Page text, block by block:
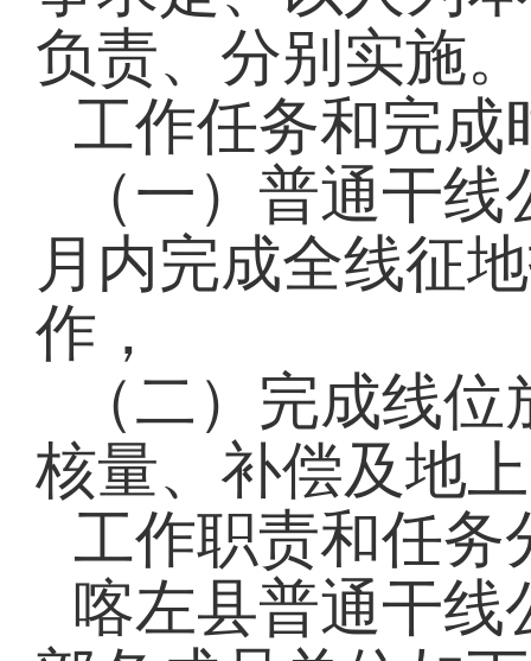
负责、分别实施。
工作任务和完成
（一）普通干
月内完成全线征
作，
（二）完成线
核量、补偿及地
工作职责和任务
喀左县普通干线